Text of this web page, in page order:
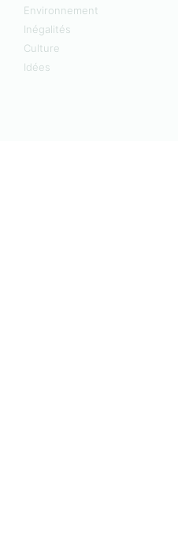
Environnement
Inégalités
Culture
Idées